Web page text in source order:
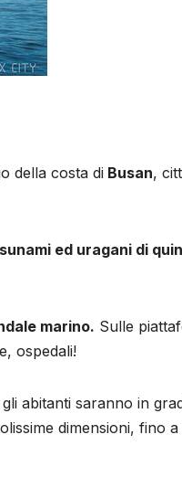
della costa di Busan,
ed uragani di
marino. Sulle
ospedali!
abitanti saranno in
dimensioni, fino